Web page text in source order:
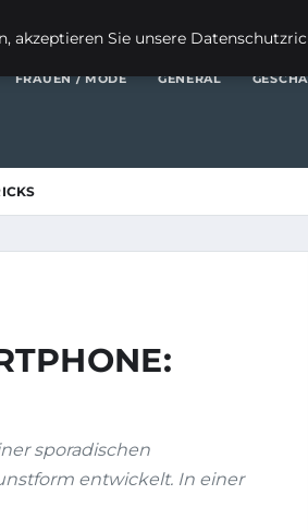
FRAUEN / MODE GENERAL
sporadischen
entwickelt. In einer
akzeptieren Sie unsere